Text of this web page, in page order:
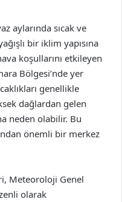
aylarında sıcak ve
bir iklim yapısına
koşullarını etkileyen
Bölgesi’nde yer
genellikle
dağlardan gelen
neden olabilir. Bu
önemli bir merkez
Meteoroloji Genel
olarak